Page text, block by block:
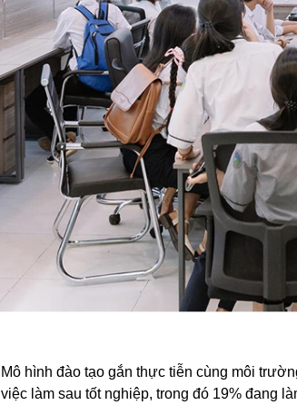
Mô hình đào tạo gắn thực tiễn cùng môi
việc làm sau tốt nghiệp, trong đó 19% đang